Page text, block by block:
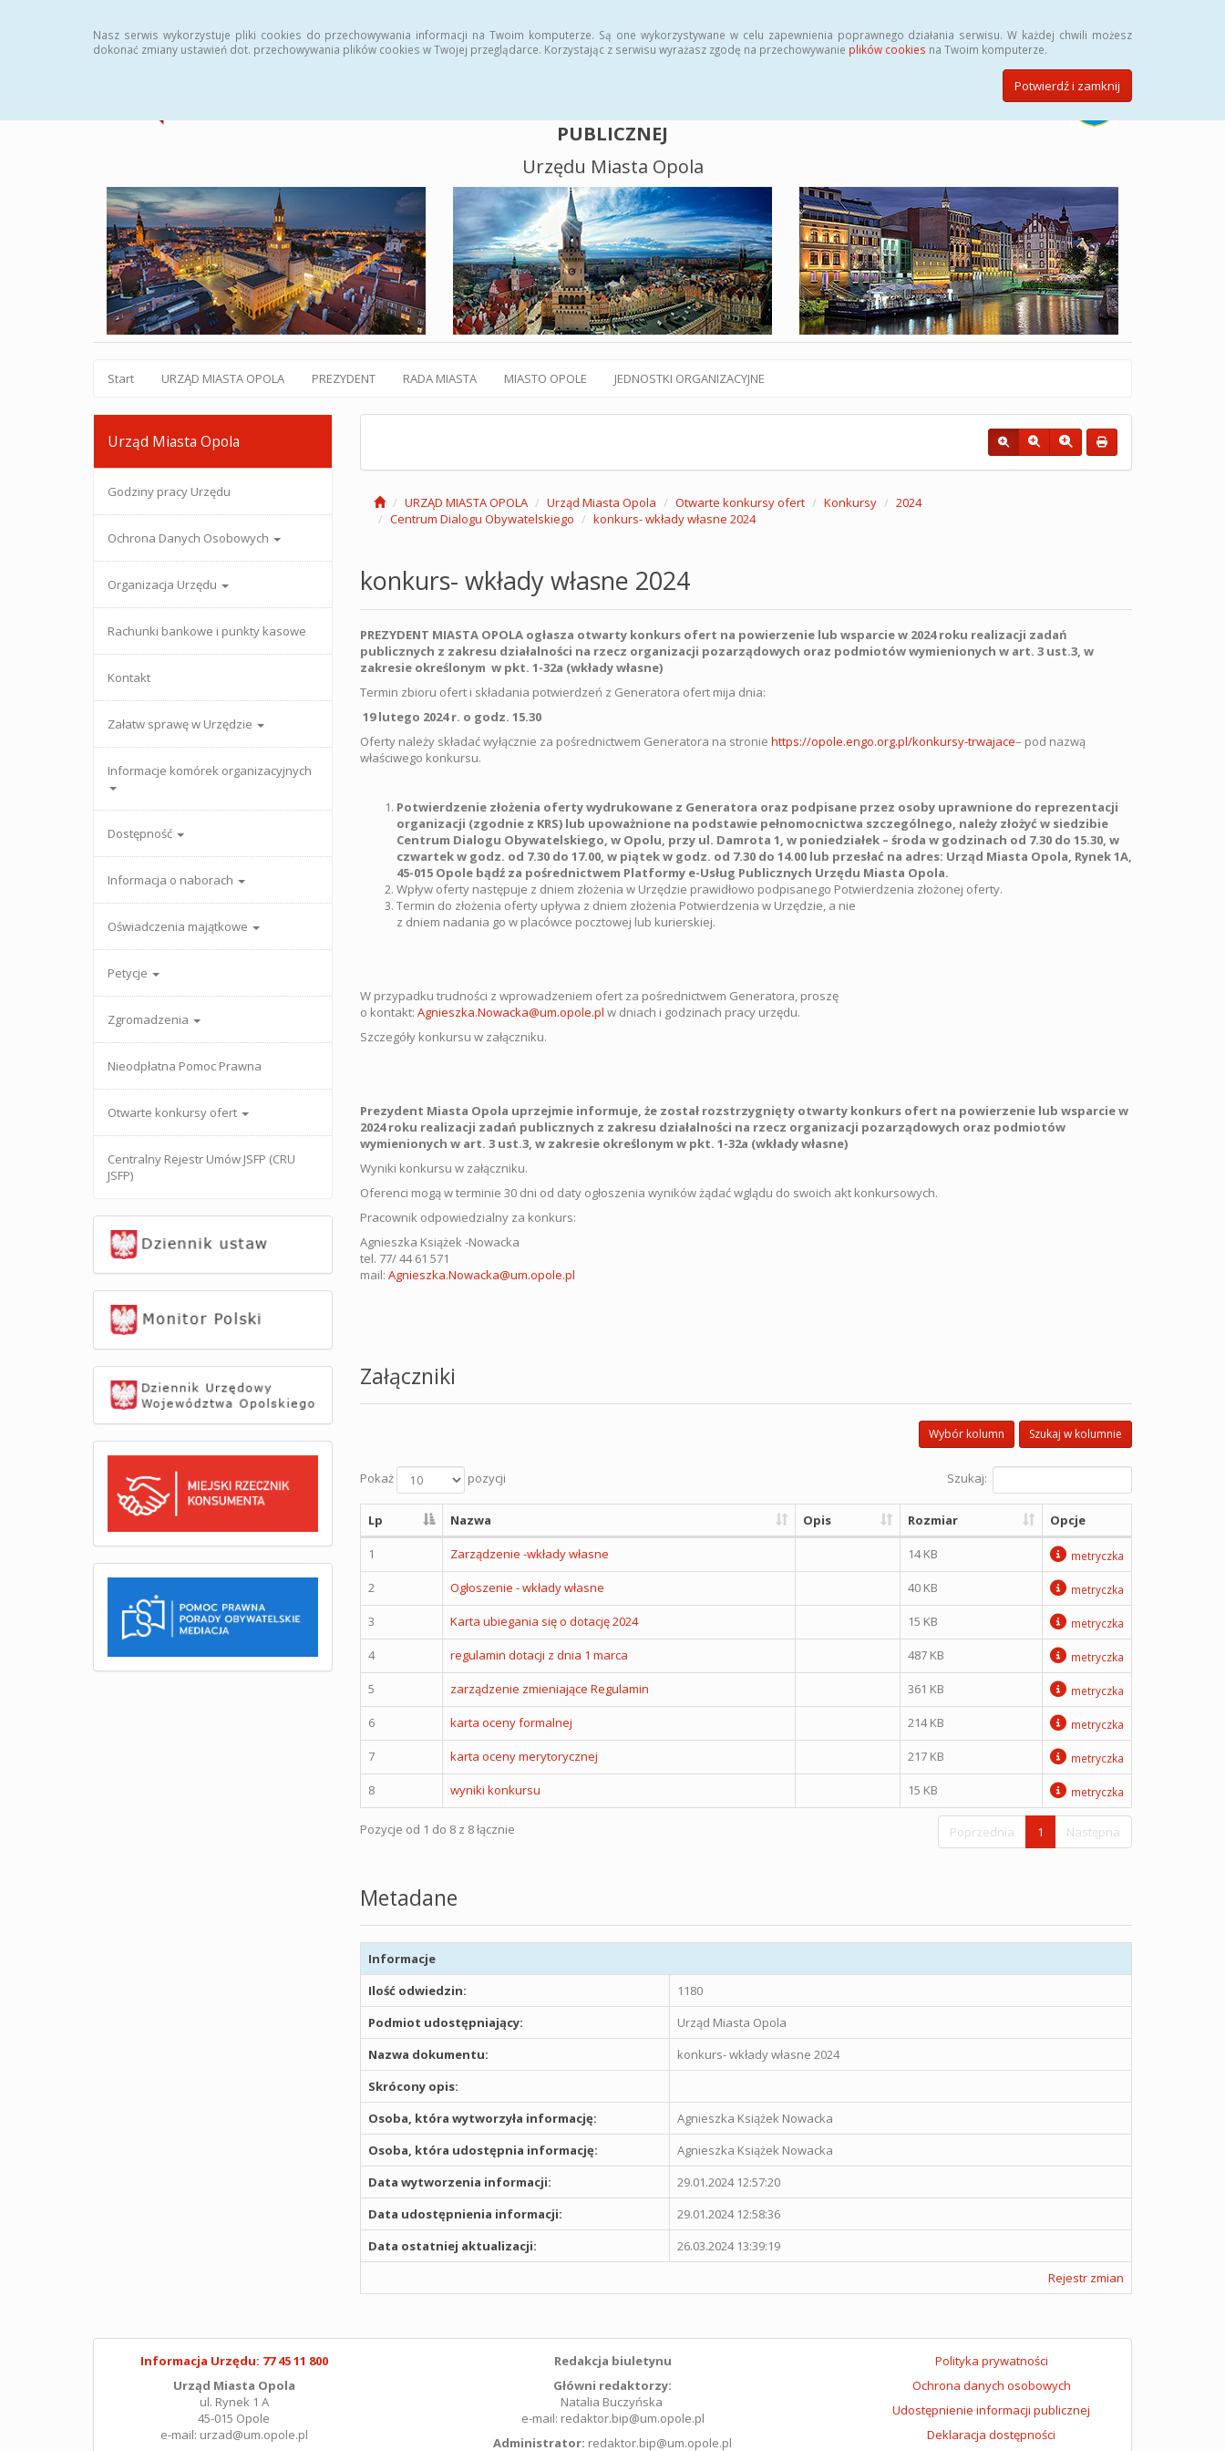
Nasz serwis wykorzystuje pliki cookies do przechowywania informacji na Twoim komputerze. Są one wykorzystywane w celu zapewnienia poprawnego działania serwisu. W każdej chwili możesz
dokonać zmiany ustawień dot. przechowywania plików cookies w Twojej przeglądarce. Korzystając z serwisu wyrażasz zgodę na przechowywanie plików cookies na Twoim komputerze.
Potwierdź i zamknij
PUBLICZNEJ
Urzędu Miasta Opola
Start URZĄD MIASTA OPOLA PREZYDENT RADA MIASTA MIASTO OPOLE JEDNOSTKI ORGANIZACYJNE
Urząd Miasta Opola
Godziny pracy Urzędu
Ochrona Danych Osobowych
Organizacja Urzędu
Rachunki bankowe i punkty kasowe
Kontakt
Załatw sprawę w Urzędzie
Informacje komórek organizacyjnych
Dostępność
Informacja o naborach
Oświadczenia majątkowe
Petycje
Zgromadzenia
Nieodpłatna Pomoc Prawna
Otwarte konkursy ofert
Centralny Rejestr Umów JSFP (CRU
JSFP)
URZĄD MIASTA OPOLA Urząd Miasta Opola Otwarte konkursy ofert Konkursy
2024
Centrum Dialogu Obywatelskiego
konkurs- wkłady własne 2024
konkurs- wkłady własne 2024
PREZYDENT MIASTA OPOLA ogłasza otwarty konkurs ofert na powierzenie lub wsparcie w 2024 roku realizacji zadań
publicznych z zakresu działalności na rzecz organizacji pozarządowych oraz podmiotów wymienionych w art. 3 ust.3, w
zakresie określonym w pkt. 1-32a (wkłady własne)
Termin zbioru ofert i składania potwierdzeń z Generatora ofert mija dnia:
19 lutego 2024 r. o godz. 15.30
Oferty należy składać wyłącznie za pośrednictwem Generatora na stronie https://opole.engo.org.pl/konkursy-trwajace– pod nazwą
właściwego konkursu.
Potwierdzenie złożenia oferty wydrukowane z Generatora oraz podpisane przez osoby uprawnione do reprezentacji
organizacji (zgodnie z KRS) lub upoważnione na podstawie pełnomocnictwa szczególnego, należy złożyć w siedzibie
Centrum Dialogu Obywatelskiego, w Opolu, przy ul. Damrota 1, w poniedziałek – środa w godzinach od 7.30 do 15.30, w
czwartek w godz. od 7.30 do 17.00, w piątek w godz. od 7.30 do 14.00 lub przesłać na adres: Urząd Miasta Opola, Rynek 1A,
45-015 Opole bądź za pośrednictwem Platformy e-Usług Publicznych Urzędu Miasta Opola.
Wpływ oferty następuje z dniem złożenia w Urzędzie prawidłowo podpisanego Potwierdzenia złożonej oferty.
Termin do złożenia oferty upływa z dniem złożenia Potwierdzenia w Urzędzie, a nie
z dniem nadania go w placówce pocztowej lub kurierskiej.
W przypadku trudności z wprowadzeniem ofert za pośrednictwem Generatora, proszę
o kontakt: Agnieszka.Nowacka@um.opole.pl w dniach i godzinach pracy urzędu.
Szczegóły konkursu w załączniku.
Prezydent Miasta Opola uprzejmie informuje, że został rozstrzygnięty otwarty konkurs ofert na powierzenie lub wsparcie w
2024 roku realizacji zadań publicznych z zakresu działalności na rzecz organizacji pozarządowych oraz podmiotów
wymienionych w art. 3 ust.3, w zakresie określonym w pkt. 1-32a (wkłady własne)
Wyniki konkursu w załączniku.
Oferenci mogą w terminie 30 dni od daty ogłoszenia wyników żądać wglądu do swoich akt konkursowych.
Pracownik odpowiedzialny za konkurs:
Agnieszka Książek -Nowacka
tel. 77/ 44 61 571
mail: Agnieszka.Nowacka@um.opole.pl
Załączniki
Szukaj w kolumnie
Wybór kolumn
Pokaż pozycji Szukaj:
Lp Nazwa Opis Rozmiar Opcje
1 Zarządzenie -wkłady własne 14 KB metryczka
2 Ogłoszenie - wkłady własne 40 KB metryczka
3 Karta ubiegania się o dotację 2024 15 KB metryczka
4 regulamin dotacji z dnia 1 marca 487 KB metryczka
5 zarządzenie zmieniające Regulamin 361 KB metryczka
6 karta oceny formalnej 214 KB metryczka
7 karta oceny merytorycznej 217 KB metryczka
8 wyniki konkursu 15 KB metryczka
Pozycje od 1 do 8 z 8 łącznie Poprzednia 1 Następna
Metadane
Informacje
Ilość odwiedzin:
1180
Podmiot udostępniający:
Urząd Miasta Opola
Nazwa dokumentu:
konkurs- wkłady własne 2024
Skrócony opis:
Osoba, która wytworzyła informację:
Agnieszka Książek Nowacka
Osoba, która udostępnia informację:
Agnieszka Książek Nowacka
Data wytworzenia informacji:
29.01.2024 12:57:20
Data udostępnienia informacji:
29.01.2024 12:58:36
Data ostatniej aktualizacji:
26.03.2024 13:39:19
Rejestr zmian
Informacja Urzędu: 77 45 11 800
Urząd Miasta Opola
ul. Rynek 1 A
45-015 Opole
e-mail: urzad@um.opole.pl
Redakcja biuletynu
Główni redaktorzy:
Natalia Buczyńska
e-mail: redaktor.bip@um.opole.pl
Administrator: redaktor.bip@um.opole.pl
Polityka prywatności
Ochrona danych osobowych
Udostępnienie informacji publicznej
Deklaracja dostępności